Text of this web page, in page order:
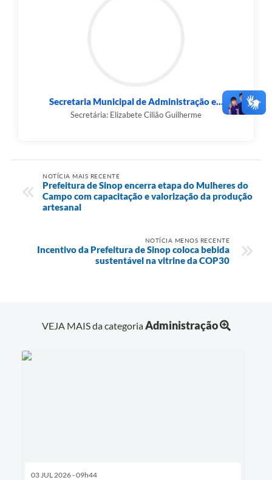
Secretaria Municipal de Administração e...
Secretária: Elizabete Cilião Guilherme
NOTÍCIA MAIS RECENTE
Prefeitura de Sinop encerra etapa do Mulheres do
Campo com capacitação e valorização da produção
artesanal
NOTÍCIA MENOS RECENTE
Incentivo da Prefeitura de Sinop coloca bebida
sustentável na vitrine da COP30
VEJA MAIS da categoriaAdministração
03 JUL 2026 - 09h44